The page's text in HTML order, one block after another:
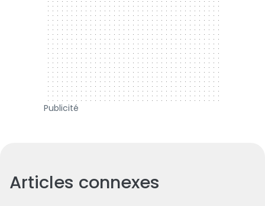
Publicité
Articles connexes